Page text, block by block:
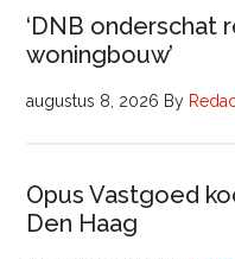
‘DNB onderschat
woningbouw’
augustus 8, 2026 By
Opus Vastgoed
Den Haag